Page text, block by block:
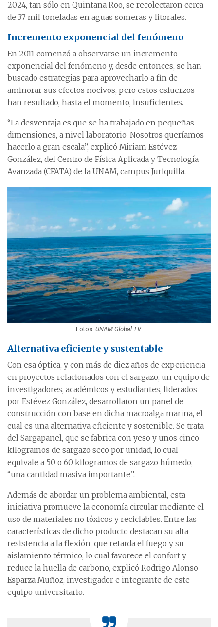
2024, tan sólo en Quintana Roo, se recolectaron cerca
de 37 mil toneladas en aguas someras y litorales.
Incremento exponencial del fenómeno
En 2011 comenzó a observarse un incremento
exponencial del fenómeno y, desde entonces, se han
buscado estrategias para aprovecharlo a fin de
aminorar sus efectos nocivos, pero estos esfuerzos
han resultado, hasta el momento, insuficientes.
“La desventaja es que se ha trabajado en pequeñas
dimensiones, a nivel laboratorio. Nosotros queríamos
hacerlo a gran escala”, explicó Miriam Estévez
González, del Centro de Física Aplicada y Tecnología
Avanzada (CFATA) de la UNAM, campus Juriquilla.
Fotos: UNAM Global TV.
Alternativa eficiente y sustentable
Con esa óptica, y con más de diez años de experiencia
en proyectos relacionados con el sargazo, un equipo de
investigadores, académicos y estudiantes, liderados
por Estévez González, desarrollaron un panel de
construcción con base en dicha macroalga marina, el
cual es una alternativa eficiente y sostenible. Se trata
del Sargapanel, que se fabrica con yeso y unos cinco
kilogramos de sargazo seco por unidad, lo cual
equivale a 50 o 60 kilogramos de sargazo húmedo,
“una cantidad masiva importante”.
Además de abordar un problema ambiental, esta
iniciativa promueve la economía circular mediante el
uso de materiales no tóxicos y reciclables. Entre las
características de dicho producto destacan su alta
resistencia a la flexión, que retarda el fuego y su
aislamiento térmico, lo cual favorece el confort y
reduce la huella de carbono, explicó Rodrigo Alonso
Esparza Muñoz, investigador e integrante de este
equipo universitario.